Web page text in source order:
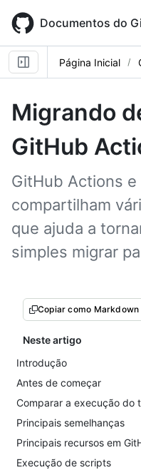
main
content
Documentos do
Página Inicial
Migrando
GitHub
GitHub Actions e
compartilham
que ajuda a
simples migrar
Copiar como Markdown
Neste artigo
Introdução
Antes de começar
Comparar a execução do
Principais semelhanças
Principais recursos em
Execução de scripts